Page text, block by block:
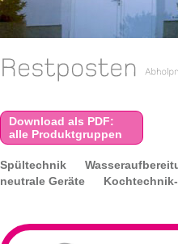
Download als PDF:
alle Produktgruppen
Spültechnik
neutrale Geräte